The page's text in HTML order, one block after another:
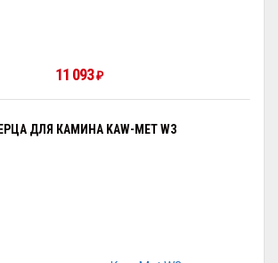
11 093 ₽
ДЛЯ КАМИНА KAW-MET W3